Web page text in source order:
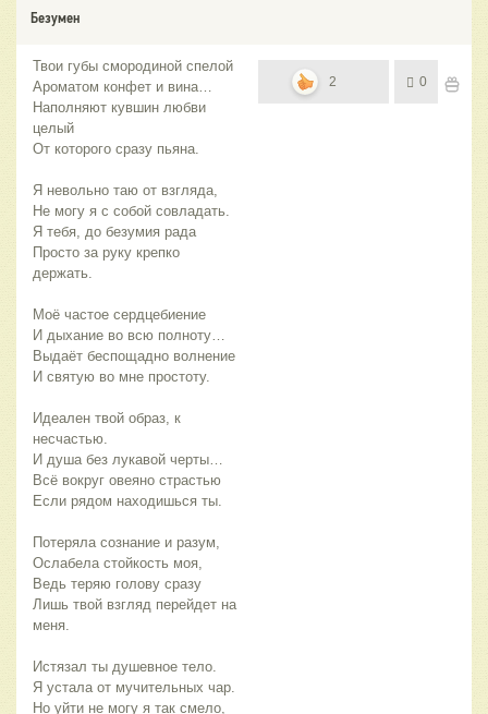
Безумен
Твои губы смородиной спелой
Ароматом конфет и вина…
Наполняют кувшин любви
целый
От которого сразу пьяна.
Я невольно таю от взгляда,
Не могу я с собой совладать.
Я тебя, до безумия рада
Просто за руку крепко
держать.
Моё частое сердцебиение
И дыхание во всю полноту…
Выдаёт беспощадно волнение
И святую во мне простоту.
Идеален твой образ, к
несчастью.
И душа без лукавой черты…
Всё вокруг овеяно страстью
Если рядом находишься ты.
Потеряла сознание и разум,
Ослабела стойкость моя,
Ведь теряю голову сразу
Лишь твой взгляд перейдет на
меня.
Истязал ты душевное тело.
Я устала от мучительных чар.
Но уйти не могу я так смело,
2 0